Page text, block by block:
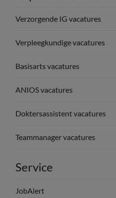
Verzorgende IG vacatures
Verpleegkundige vacatures
Basisarts vacatures
ANIOS vacatures
Doktersassistent vacatures
Teammanager vacatures
Service
JobAlert